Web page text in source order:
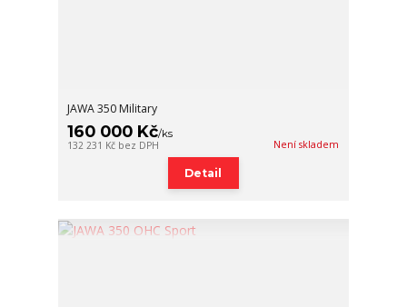
JAWA 350 Military
160 000 Kč/ks
132 231 Kč bez DPH Není skladem
Detail